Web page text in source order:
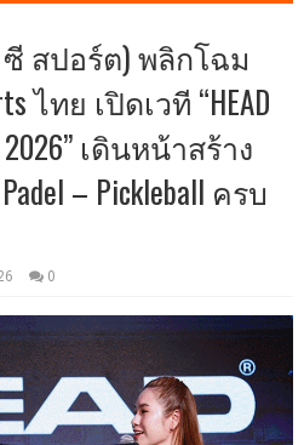
ซี สปอร์ต) พลิกโฉม
ไทย เปิดเวที “HEAD
2026” เดินหน้าสร้าง
– Pickleball ครบ
0